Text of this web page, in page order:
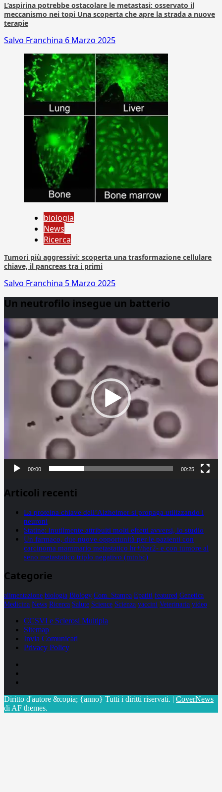
L’aspirina potrebbe ostacolare le metastasi: osservato il
meccanismo nei topi Una scoperta che apre la strada a nuove
terapie
Salvo Franchina 6 Marzo 2025
biologia
News
Ricerca
Tumori più aggressivi: scoperta una trasformazione cellulare
chiave, il pancreas tra i primi
Salvo Franchina 5 Marzo 2025
Un neutrofilo insegue un batterio
Player
00:00 00:25
Articoli recenti
La proteina chiave dell’Alzheimer si propaga utilizzando i
neuroni
Statine: inutilmente attribuiti molti effetti avversi, lo studio
Un farmaco, due nuove opportunità per le pazienti con
carcinoma mammario metastatico hr+/her2- e con tumore al
seno metastatico triplo negativo (mtnbc)
Categorie
alimentazione biologia Biology Com. Stampa Epatiti featured Genetica
Medicina News Ricerca Salute Science Scienza vaccini Veterinaria video
CCSVI e Sclerosi Multipla
Sitemap
Invia Comunicati
Privacy Policy
Diritto d'autore &copia; {anno} Tutti i diritti riservati. | CoverNews
di AF themes.